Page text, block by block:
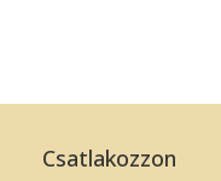
Csatlakozzon